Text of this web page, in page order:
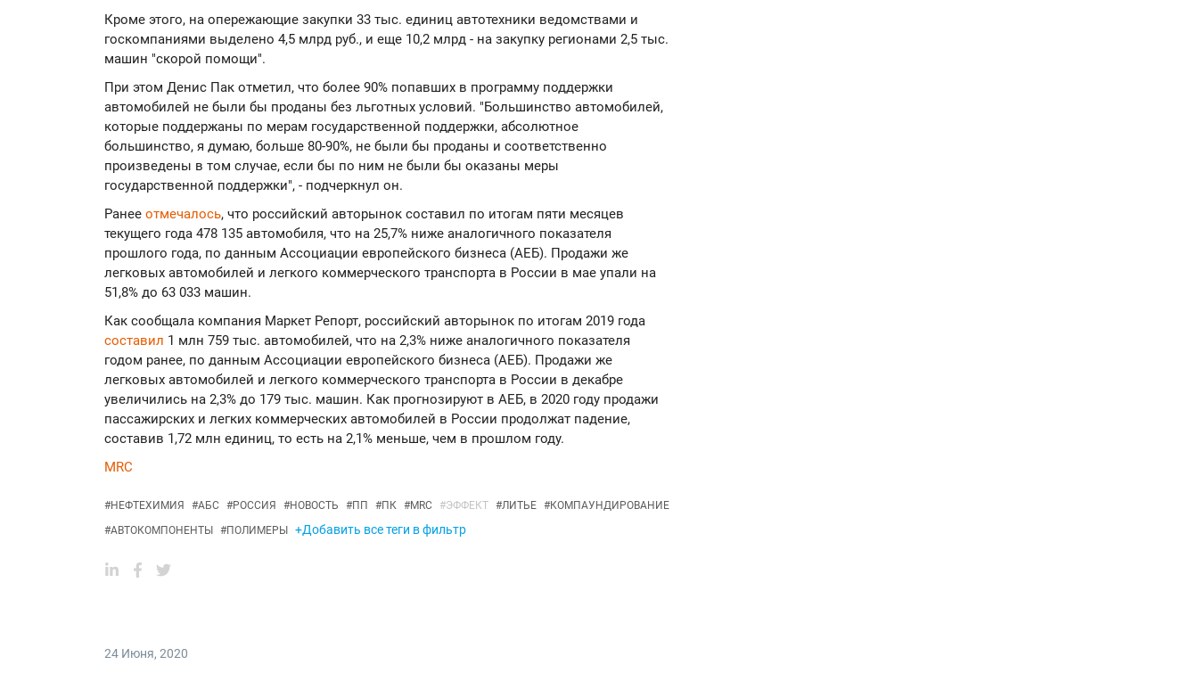
Кроме этого, на опережающие закупки 33 тыс. единиц автотехники ведомствами и
госкомпаниями выделено 4,5 млрд руб., и еще 10,2 млрд - на закупку регионами 2,5 тыс.
машин "скорой помощи".
При этом Денис Пак отметил, что более 90% попавших в программу поддержки
автомобилей не были бы проданы без льготных условий. "Большинство автомобилей,
которые поддержаны по мерам государственной поддержки, абсолютное
большинство, я думаю, больше 80-90%, не были бы проданы и соответственно
произведены в том случае, если бы по ним не были бы оказаны меры
государственной поддержки", - подчеркнул он.
Ранее отмечалось, что российский авторынок составил по итогам пяти месяцев
текущего года 478 135 автомобиля, что на 25,7% ниже аналогичного показателя
прошлого года, по данным Ассоциации европейского бизнеса (АЕБ). Продажи же
легковых автомобилей и легкого коммерческого транспорта в России в мае упали на
51,8% до 63 033 машин.
Как сообщала компания Маркет Репорт, российский авторынок по итогам 2019 года
составил 1 млн 759 тыс. автомобилей, что на 2,3% ниже аналогичного показателя
годом ранее, по данным Ассоциации европейского бизнеса (АЕБ). Продажи же
легковых автомобилей и легкого коммерческого транспорта в России в декабре
увеличились на 2,3% до 179 тыс. машин. Как прогнозируют в АЕБ, в 2020 году продажи
пассажирских и легких коммерческих автомобилей в России продолжат падение,
составив 1,72 млн единиц, то есть на 2,1% меньше, чем в прошлом году.
MRC
#НЕФТЕХИМИЯ #АБС #РОССИЯ #НОВОСТЬ #ПП #ПК #MRC #ЭФФЕКТ #ЛИТЬЕ #КОМПАУНДИРОВАНИЕ
#АВТОКОМПОНЕНТЫ #ПОЛИМЕРЫ +Добавить все теги в фильтр
24 Июня, 2020